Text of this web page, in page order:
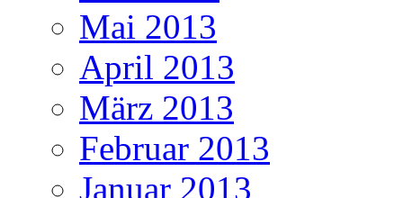
Mai 2013
April 2013
März 2013
Februar 2013
Januar 2013